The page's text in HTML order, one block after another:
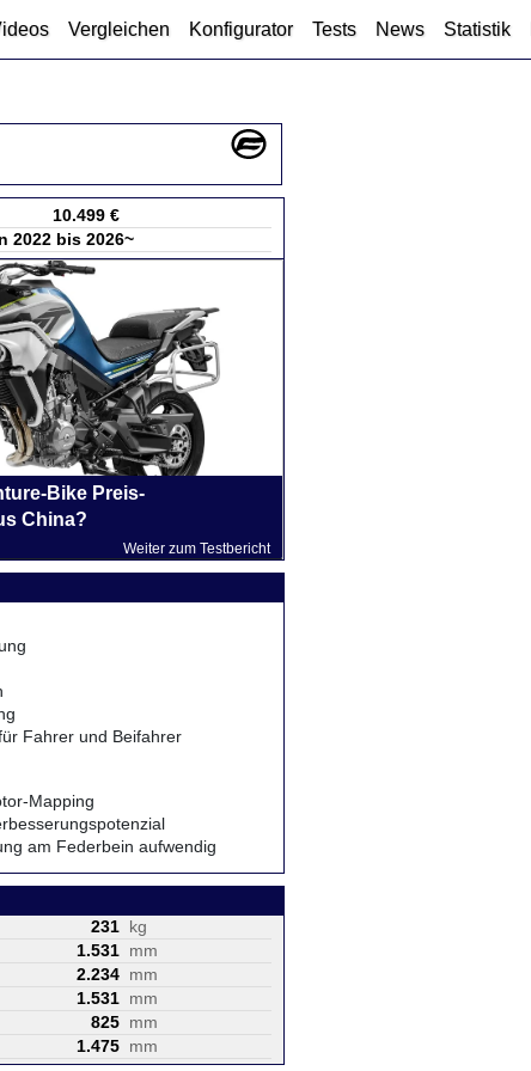
Vergleichen Konfigurator Tests News Statistik
10.499 €
2022 bis 2026~
Bike Preis-
China?
Weiter zum Testbericht
Fahrer und Beifahrer
Mapping
am Federbein aufwendig
231 kg
1.531 mm
2.234 mm
1.531 mm
825 mm
1.475 mm